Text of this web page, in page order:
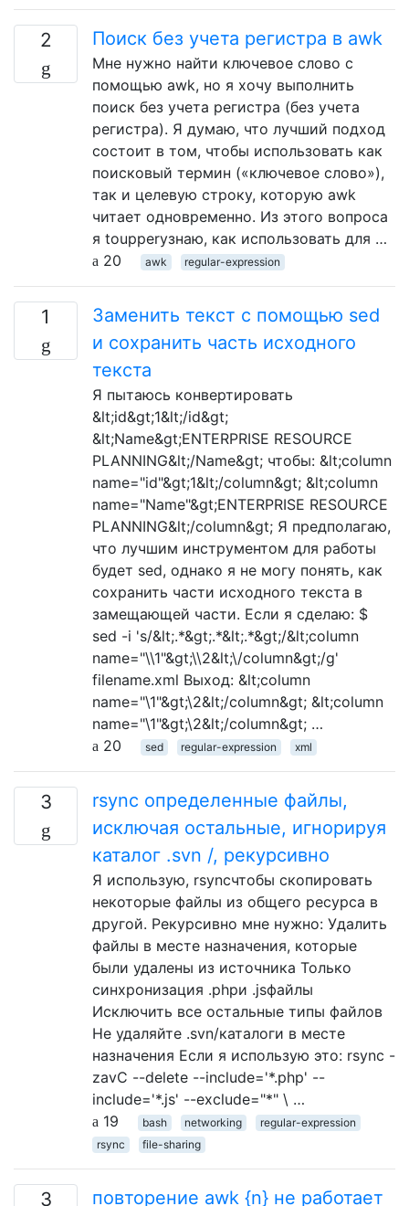
2 Поиск без учета регистра в awk
Мне нужно найти ключевое слово с
помощью awk, но я хочу выполнить
поиск без учета регистра (без учета
регистра). Я думаю, что лучший подход
состоит в том, чтобы использовать как
поисковый термин («ключевое слово»),
так и целевую строку, которую awk
читает одновременно. Из этого вопроса
я toupperузнаю, как использовать для …
20
awk regular-expression
1
Заменить текст с помощью sed
и сохранить часть исходного
текста
Я пытаюсь конвертировать
&lt;id&gt;1&lt;/id&gt;
&lt;Name&gt;ENTERPRISE RESOURCE
PLANNING&lt;/Name&gt; чтобы: &lt;column
name="id"&gt;1&lt;/column&gt; &lt;column
name="Name"&gt;ENTERPRISE RESOURCE
PLANNING&lt;/column&gt; Я предполагаю,
что лучшим инструментом для работы
будет sed, однако я не могу понять, как
сохранить части исходного текста в
замещающей части. Если я сделаю: $
sed -i 's/&lt;.*&gt;.*&lt;.*&gt;/&lt;column
name="\\1"&gt;\\2&lt;\/column&gt;/g'
filename.xml Выход: &lt;column
name="\1"&gt;\2&lt;/column&gt; &lt;column
name="\1"&gt;\2&lt;/column&gt; …
20
sed regular-expression xml
3
rsync определенные файлы,
исключая остальные, игнорируя
каталог .svn /, рекурсивно
Я использую, rsyncчтобы скопировать
некоторые файлы из общего ресурса в
другой. Рекурсивно мне нужно: Удалить
файлы в месте назначения, которые
были удалены из источника Только
синхронизация .phpи .jsфайлы
Исключить все остальные типы файлов
Не удаляйте .svn/каталоги в месте
назначения Если я использую это: rsync -
zavC --delete --include='*.php' --
include='*.js' --exclude="*" \ …
19
bash networking
regular-expression
rsync
file-sharing
3 повторение awk {n} не работает